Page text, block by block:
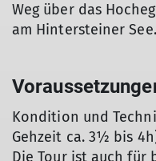
Weg über das
am Hintersteiner See.
Kondition und
Gehzeit ca. 3½ bis
Die Tour ist auch für